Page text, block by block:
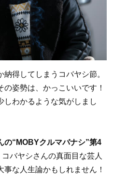
得してしまうコバヤシ節。
姿勢は、かっこいいです！
しわかるような気がしまし
の“MOBYクルマバナシ”第4
バヤシさんの真面目な芸人
な人生論かもしれません！